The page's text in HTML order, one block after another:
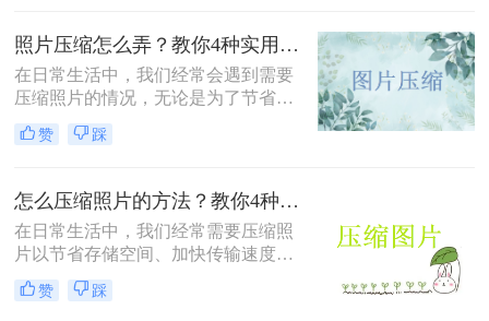
间延长，影响用户体验。本文将介绍
三种压缩图片大小的方法。
照片压缩怎么弄？教你4种实用方法！
在日常生活中，我们经常会遇到需要
压缩照片的情况，无论是为了节省存
储空间，还是为了加快图片上传和下
载的速度。那么照片压缩怎么弄呢？
法，帮助您轻松应对照片压缩的需
求。
赞 踩
怎么压缩照片的方法？教你4种实用方法!！
在日常生活中，我们经常需要压缩照
片以节省存储空间、加快传输速度或
满足特定平台的要求。那么怎么压缩
照片的方法呢？本文将介绍四种有效
赞 踩